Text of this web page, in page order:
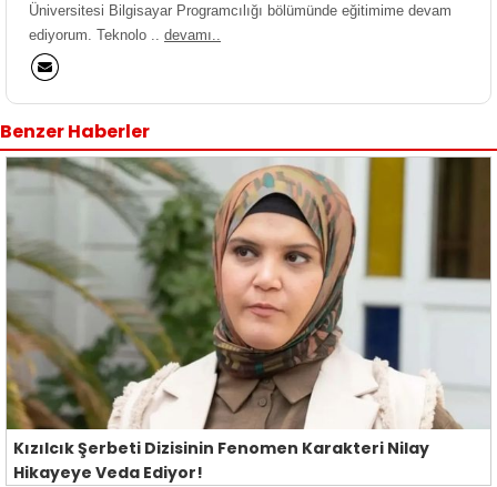
Üniversitesi Bilgisayar Programcılığı bölümünde eğitimime devam
ediyorum. Teknolo .. devamı..
Benzer Haberler
Kızılcık Şerbeti Dizisinin Fenomen Karakteri Nilay
Hikayeye Veda Ediyor!